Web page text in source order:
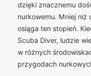
dzięki znacznemu
nurkowemu. Mniej
osiąga ten stopień.
Scuba Diver, ludzie
w różnych
przygodach